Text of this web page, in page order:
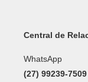
Central de
WhatsApp
(27) 99239-7509